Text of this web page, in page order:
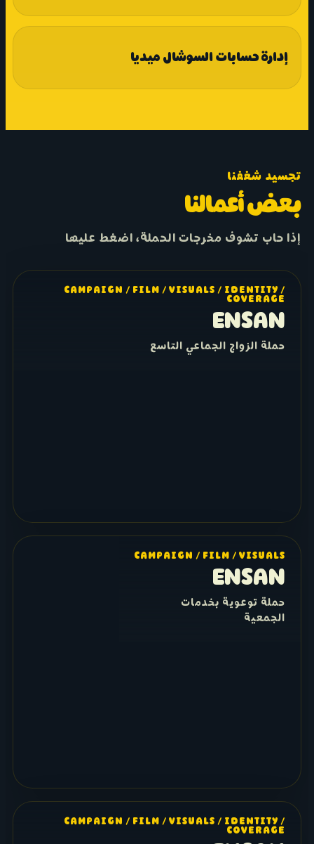
إدارة حسابات السوشال ميديا
تجسيد شغفنا
بعض أعمالنا
إذا حاب تشوف مخرجات الحملة، اضغط عليها
CAMPAIGN / FILM / VISUALS / IDENTITY /
COVERAGE
ENSAN
حملة الزواج الجماعي التاسع
CAMPAIGN / FILM / VISUALS
ENSAN
حملة توعوية بخدمات
الجمعية
CAMPAIGN / FILM / VISUALS / IDENTITY /
COVERAGE